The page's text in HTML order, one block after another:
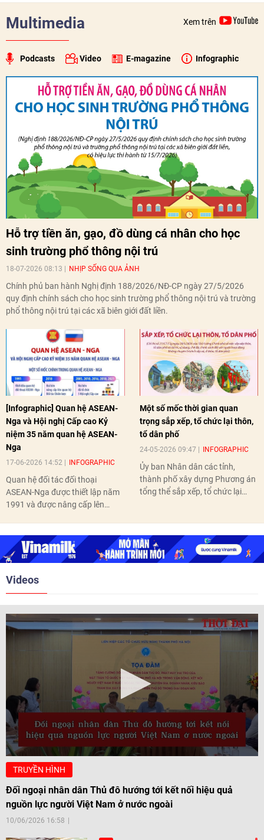
Multimedia Xem trên
Podcasts Video E-magazine Infographic
Hỗ trợ tiền ăn, gạo, đồ dùng cá nhân cho học
sinh trường phổ thông nội trú
18-07-2026 08:13 NHỊP SỐNG QUA ẢNH
Chính phủ ban hành Nghị định 188/2026/NĐ-CP ngày 27/5/2026
quy định chính sách cho học sinh trường phổ thông nội trú và trường
phổ thông nội trú tại các xã biên giới đất liền.
[Infographic] Quan hệ ASEAN-
Nga và Hội nghị Cấp cao Kỷ
niệm 35 năm quan hệ ASEAN-
Nga
17-06-2026 14:52 INFOGRAPHIC
Quan hệ đối tác đối thoại
ASEAN-Nga được thiết lập năm
1991 và được nâng cấp lên
nghị Cấp cao vào các năm 2005,
2010, 2016, 2018, 2021.
Một số mốc thời gian quan
trọng sắp xếp, tổ chức lại thôn,
tổ dân phố
24-05-2026 09:47 INFOGRAPHIC
Ủy ban Nhân dân các tỉnh,
thành phố xây dựng Phương án
tổng thể sắp xếp, tổ chức lại
Videos
TRUYỀN HÌNH
Đối ngoại nhân dân Thủ đô hướng tới kết nối hiệu quả
nguồn lực người Việt Nam ở nước ngoài
10/06/2026 16:58